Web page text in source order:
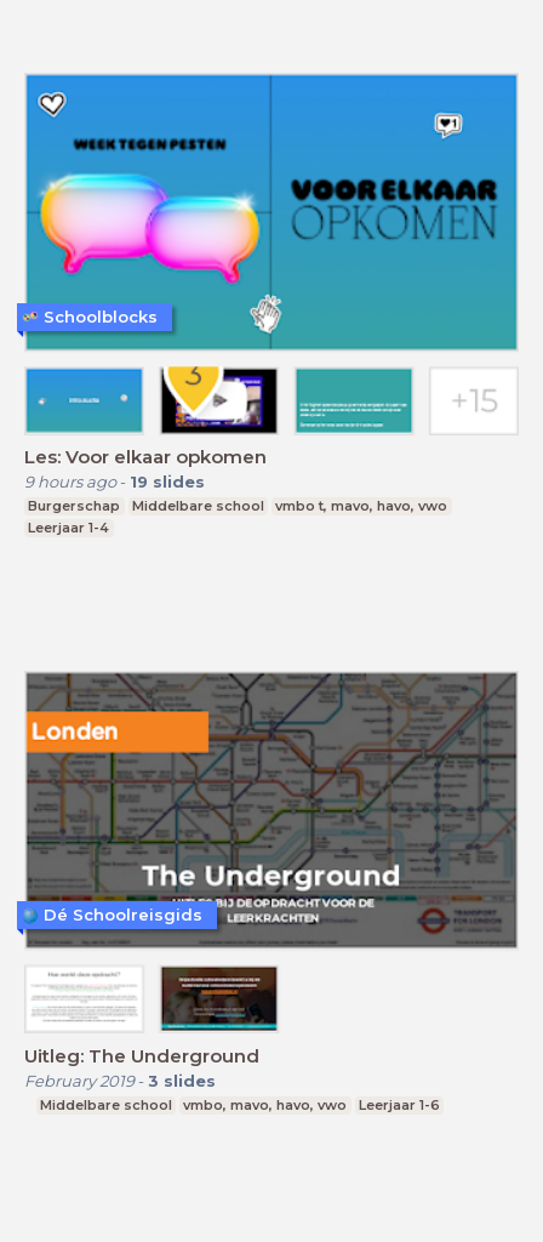
Les: Voor elkaar opkomen
9 hours ago- 19 slides
Burgerschap Middelbare school
vmbo t, mavo, havo, vwo
Leerjaar 1-4
Schoolblocks
Uitleg: The Underground
February 2019- 3 slides
Middelbare school vmbo, mavo, havo, vwo Leerjaar 1-6
Dé Schoolreisgids